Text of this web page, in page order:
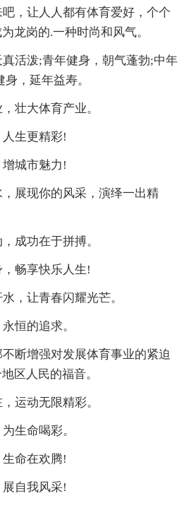
，让人人都有体育爱好，个个
龙岗的.一种时尚和风气。
活泼;青年健身，朝气蓬勃;中年
，延年益寿。
壮大体育产业。
生更精彩!
城市魅力!
展现你的风采，演绎一出精
成功在于拼搏。
畅享快乐人生!
，让青春闪耀光芒。
恒的追求。
断增强对发展体育事业的紧迫
区人民的福音。
运动无限精彩。
生命喝彩。
命在欢腾!
自我风采!